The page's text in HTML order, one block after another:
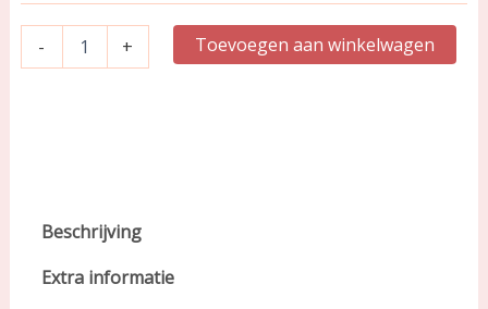
-
|
Latakia
aantal
+ Toevoegen aan winkelwagen
Beschrijving
Extra informatie